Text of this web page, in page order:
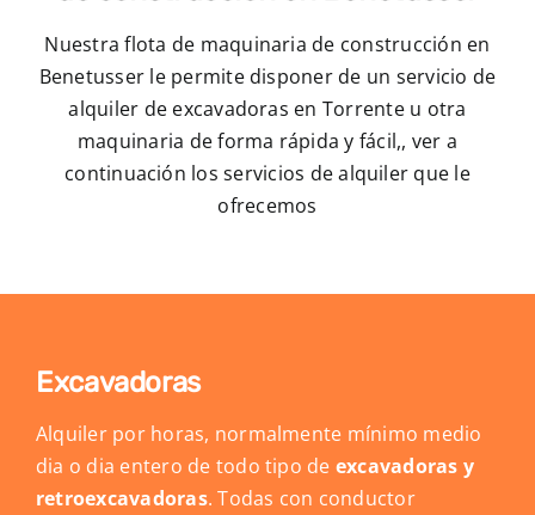
Nuestra flota de maquinaria de construcción en
Benetusser le permite disponer de un servicio de
alquiler de excavadoras en Torrente u otra
maquinaria de forma rápida y fácil,, ver a
continuación los servicios de alquiler que le
ofrecemos
Excavadoras
Alquiler por horas, normalmente mínimo medio
dia o dia entero de todo tipo de excavadoras y
retroexcavadoras. Todas con conductor